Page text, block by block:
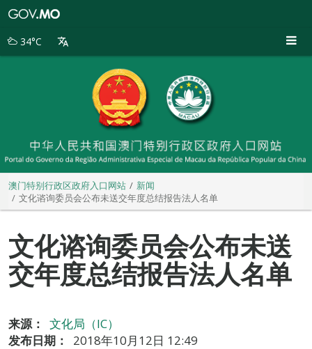
别
34°C
澳门特别行政区政府入口网站
新闻
文化谘询委员会公布未送交年度总结报告法人名单
文化谘询委员会公布未送
交年度总结报告法人名单
来源：
文化局（IC）
发布日期：
2018年10月12日 12:49